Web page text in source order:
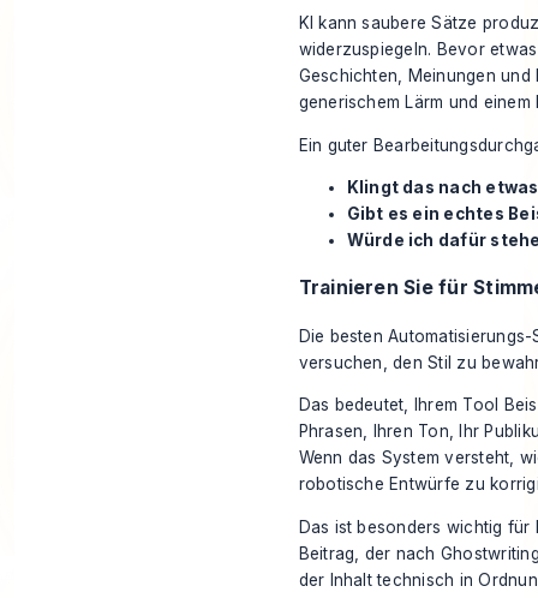
KI kann saubere Sätze
widerzuspiegeln. Bevor
Geschichten, Meinungen
generischem Lärm und
Ein guter
Klingt das nach
Gibt es ein echtes
Würde ich dafür
Trainieren Sie für
Die besten
versuchen, den Stil zu
Das bedeutet, Ihrem Tool
Phrasen, Ihren Ton, Ihr
Wenn das System versteht,
robotische Entwürfe zu
Das ist besonders wichtig für
Beitrag, der nach
der Inhalt technisch in